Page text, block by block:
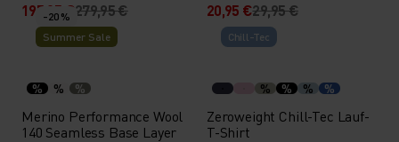
195,95 €279,95 € 20,95 €29,95 €
-20 %
Summer Sale
% % %
Merino Performance Wool
140 Seamless Base Layer
Chill-Tec
% % % %
Zeroweight Chill-Tec Lauf-
T-Shirt